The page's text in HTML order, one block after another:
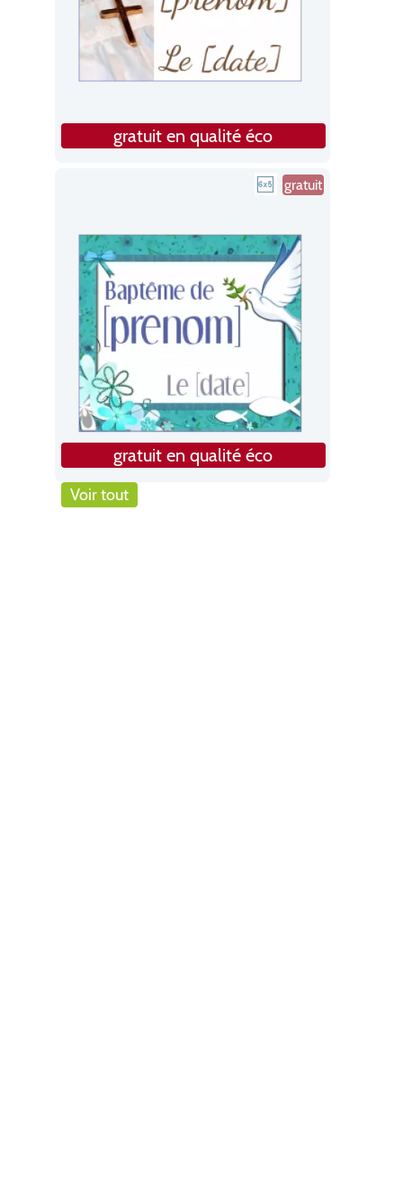
gratuit en qualité éco
gratuit
gratuit en qualité éco
Voir tout